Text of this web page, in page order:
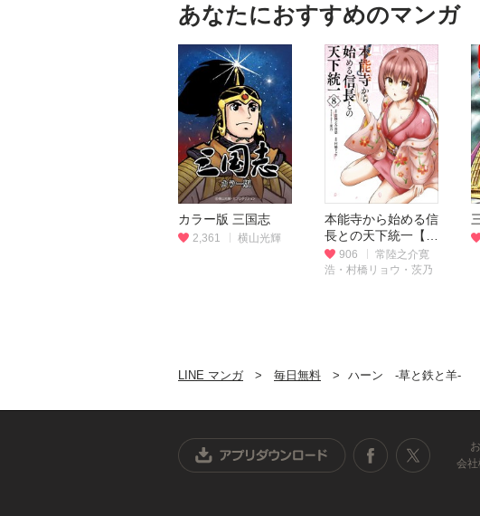
あなたにおすすめのマンガ
カラー版 三国志
2,361 横山光輝
本能寺から始める信
長との天下統一【分
冊版】
906
常陸之介寛
浩・村橋リョウ・茨乃
LINE マンガ 毎日無料 ハーン ‐草と鉄と羊‐
会社